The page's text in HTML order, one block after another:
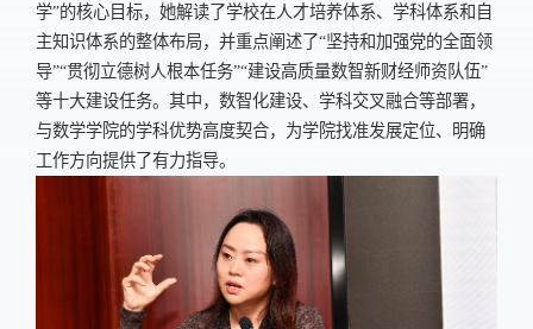
学”的核心目标，她解读了学校在人才培养体系、学科体系和自
主知识体系的整体布局，并重点阐述了“坚持和加强党的全面领
导”“贯彻立德树人根本任务”“建设高质量数智新财经师资队伍”
等十大建设任务。其中，数智化建设、学科交叉融合等部署，
与数学学院的学科优势高度契合，为学院找准发展定位、明确
工作方向提供了有力指导。